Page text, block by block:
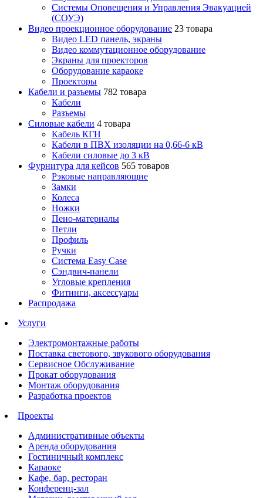
Системы Оповещения и Управления Эвакуацией
(СОУЭ)
Видео проекционное оборудование 23 товара
Видео LED панель, экраны
Видео коммутационное оборудование
Экраны для проекторов
Оборудование караоке
Проекторы
Кабели и разъемы 782 товара
Кабели
Разъемы
Силовые кабели 4 товара
Кабель КГН
Кабели в ПВХ изоляции на 0,66-6 кВ
Кабели силовые до 3 кВ
Фурнитура для кейсов 565 товаров
Рэковые направляющие
Замки
Колеса
Ножки
Пено-материалы
Петли
Профиль
Ручки
Система Easy Case
Сэндвич-панели
Угловые крепления
Фитинги, аксессуары
Распродажа
Услуги
Электромонтажные работы
Поставка светового, звукового оборудования
Сервисное Обслуживание
Прокат оборудования
Монтаж оборудования
Разработка проектов
Проекты
Административные объекты
Аренда оборудования
Гостиничный комплекс
Караоке
Кафе, бар, ресторан
Конференц-зал